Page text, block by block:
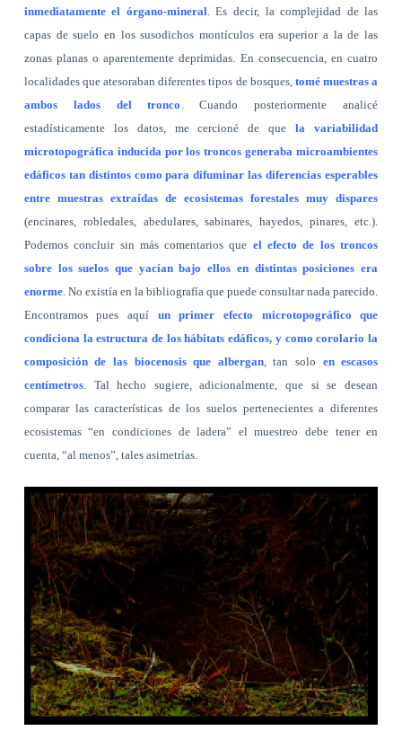
inmediatamente el órgano-mineral. Es decir, la complejidad de las
capas de suelo en los susodichos montículos era superior a la de las
zonas planas o aparentemente deprimidas. En consecuencia, en cuatro
localidades que atesoraban diferentes tipos de bosques, tomé muestras a
ambos lados del tronco . Cuando posteriormente analicé
estadísticamente los datos, me cercioné de quela variabilidad
microtopográfica inducida por los troncos generaba microambientes
edáficos tan distintos como para difuminar las diferencias esperables
entre muestras extraídas de ecosistemas forestales muy dispares
(encinares, robledales, abedulares, sabinares, hayedos, pinares, etc.).
Podemos concluir sin más comentarios que el efecto de los troncos
sobre los suelos que yacían bajo ellos en distintas posiciones era
enorme. No existía en la bibliografía que puede consultar nada parecido.
Encontramos pues aquí un primer efecto microtopográfico que
condiciona la estructura de los hábitats edáficos, y como corolario la
composición de las biocenosis que albergan, tan solo en escasos
centímetros. Tal hecho sugiere, adicionalmente, que si se desean
comparar las características de los suelos pertenecientes a diferentes
ecosistemas “en condiciones de ladera” el muestreo debe tener en
cuenta, “al menos”, tales asimetrías.